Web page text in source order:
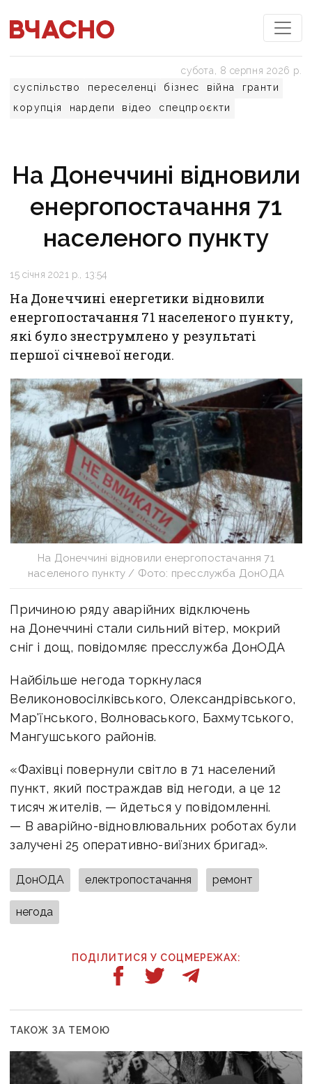
суспільство переселенці бізнес війна
гранти
корупція
нардепи відео спецпроєкти
субота, 8 серпня 2026 р.
На Донеччині відновили
енергопостачання 71
населеного пункту
15 січня 2021 р., 13:54
На Донеччині енергетики відновили
енергопостачання 71 населеного пункту,
які було знеструмлено у результаті
першої січневої негоди.
На Донеччині відновили енергопостачання 71
населеного пункту / Фото: пресслужба ДонОДА
Причиною ряду аварійних відключень
на Донеччині стали сильний вітер, мокрий
сніг і дощ, повідомляє пресслужба ДонОДА
Найбільше негода торкнулася
Великоновосілківського, Олександрівського,
Мар'їнського, Волноваського, Бахмутського,
Мангушського районів.
«Фахівці повернули світло в 71 населений
пункт, який постраждав від негоди, а це 12
тисяч жителів, — йдеться у повідомленні.
— В аварійно-відновлювальних роботах були
залучені 25 оперативно-виїзних бригад».
ДонОДА електропостачання ремонт
негода
ПОДІЛИТИСЯ У СОЦМЕРЕЖАХ:
ТАКОЖ ЗА ТЕМОЮ